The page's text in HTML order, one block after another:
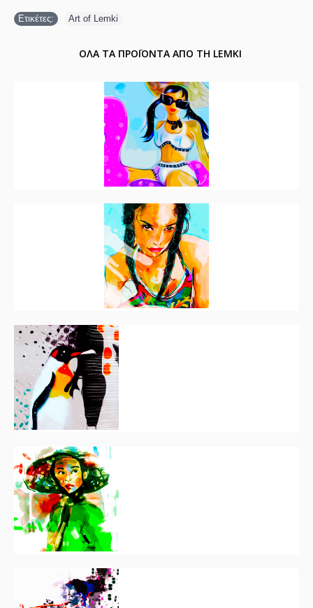
Ετικέτες: Art of Lemki
ΟΛΑ ΤΑ ΠΡΟΪΟΝΤΑ ΑΠΟ ΤΗ LEMKI